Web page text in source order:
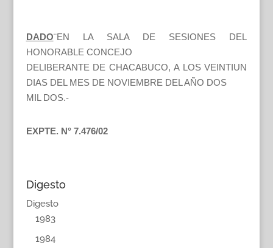
DADO¨EN LA SALA DE SESIONES DEL
HONORABLE CONCEJO
DELIBERANTE DE CHACABUCO, A LOS VEINTIUN
DIAS DEL MES DE NOVIEMBRE DEL AÑO DOS
MIL DOS.-
EXPTE. N° 7.476/02
Digesto
Digesto
1983
1984